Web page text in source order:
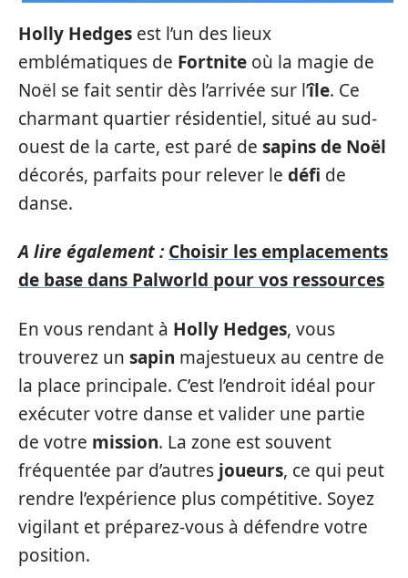
Holly Hedges est l’un des lieux
emblématiques de Fortnite où la magie de
Noël se fait sentir dès l’arrivée sur l’île. Ce
charmant quartier résidentiel, situé au sud-
ouest de la carte, est paré de sapins de Noël
décorés, parfaits pour relever le défi de
danse.
A lire également : Choisir les emplacements
de base dans Palworld pour vos ressources
En vous rendant à Holly Hedges, vous
trouverez un sapin majestueux au centre de
la place principale. C’est l’endroit idéal pour
exécuter votre danse et valider une partie
de votre mission. La zone est souvent
fréquentée par d’autres joueurs, ce qui peut
rendre l’expérience plus compétitive. Soyez
vigilant et préparez-vous à défendre votre
position.